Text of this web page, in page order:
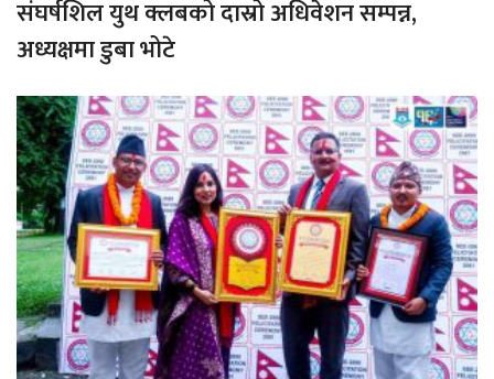
संघर्षशिल युथ क्लबको दास्रो अधिवेशन सम्पन्न,
अध्यक्षमा डुबा भोटे